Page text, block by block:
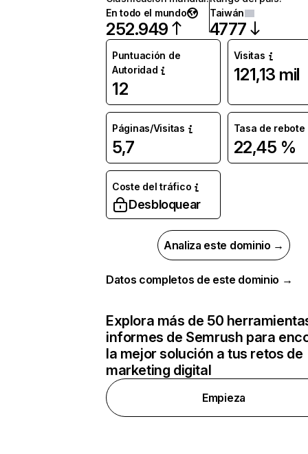
En todo el mundo
252.949
Taiwán
4777
Puntuación de
Autoridad
12
Visitas
121,13 mil
Páginas/Visitas
5,7
Tasa de rebote
22,45 %
Coste del tráfico
Desbloquear
Analiza este dominio →
Datos completos de este dominio →
Explora más de 50
informes de Semrush para
la mejor solución a tus retos de
marketing digital
Empieza